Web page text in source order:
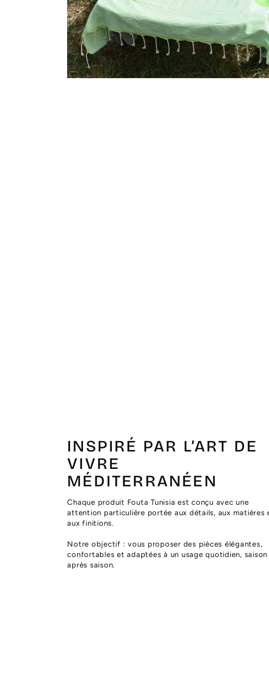
INSPIRÉ PAR L’ART DE
VIVRE
MÉDITERRANÉEN
Chaque produit Fouta Tunisia est conçu avec une
attention particulière portée aux détails, aux matières
aux finitions.
Notre objectif : vous proposer des pièces élégantes,
confortables et adaptées à un usage quotidien, saison
après saison.